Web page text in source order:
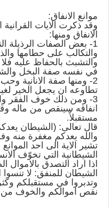
موانع الانفاق:
وقد ذكرت الايات القرانية
الانفاق ومنها:
1- بعض الصفات الرذيلة
والتكالب على حطامها
والتشبث بالحفاظ عليه
في نفسه صفة البخل
2- ومنها صفة الانانية
تطاوعه ان يجعل الخير
3- ومن ذلك خوف الفقر
انفاقه سينقص من ماله
مستقبلاً.
قال تعالى: (الشيطان
والله يعدكم مغفرة منه
تشير الاية الى احد
الشيطانية التي تخوّف
اذا اراد التصدق بالاموال
الشيطان للمنفق: لا
وتدبروا في مستقبلكم
نقص اموالكم والخوف من